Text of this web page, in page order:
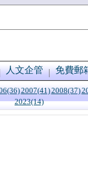
人文企管 免費郵
2007(41)2008(37)
2023(14)